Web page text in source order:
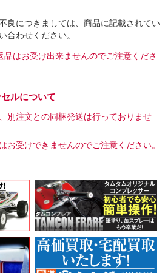
良につきましては、商品に記載されてい
合わせください。
はお受け出来ませんのでご注意くださ
ルについて
別注文との同梱発送は行っておりませ
お受けできませんのでご注意ください。